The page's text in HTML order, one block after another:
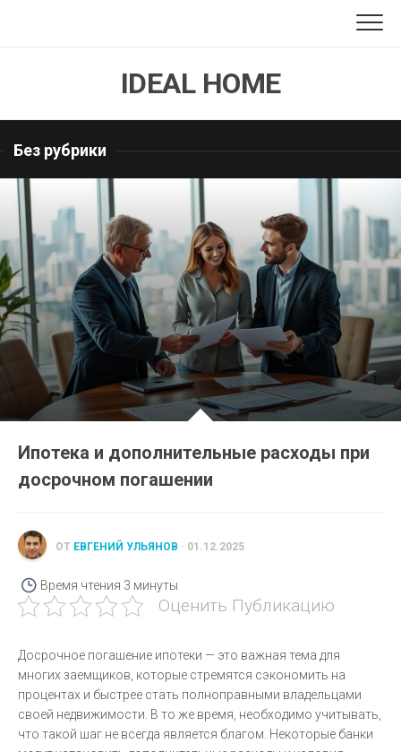
IDEAL HOME
Без рубрики
Ипотека и дополнительные расходы при
досрочном погашении
ОТ ЕВГЕНИЙ УЛЬЯНОВ · 01.12.2025
Время чтения 3 минуты
Оценить Публикацию
Досрочное погашение ипотеки — это важная тема для
многих заемщиков, которые стремятся сэкономить на
процентах и быстрее стать полноправными владельцами
своей недвижимости. В то же время, необходимо учитывать,
что такой шаг не всегда является благом. Некоторые банки